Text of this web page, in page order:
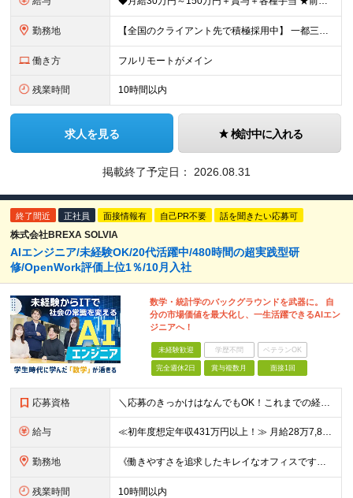
勤務地 【全国のクライアント先で積極採用中】 一都三県／関西／九州／東海を中心に全国の案件をご用意。 ★完全在宅勤務も可！ ★プロジェクトは完全選択制 ★フルリモート案件の選択も可能 【100％希望の案件に
働き方 フルリモートがメイン
残業時間 10時間以内
求人を見る 検討中に入れる
掲載終了予定日： 2026.08.31
終了間近 正社員 面接情報有 自己PR不要 話を聞きたい応募可
株式会社BREXA SOLVIA
AIエンジニア/未経験OK/20代活躍中/480時間の超実践型研
修/OpenWork評価上位1％/10月入社
数学・統計学のバックグラウンドを武器に。 自
分の市場価値を最大化し、一生活躍できるAIエン
ジニアへ！
未経験歓迎 学歴不問 ベテランOK
完全週休2日 賞与複数月 面接1回
応募資格 ＼応募のきっかけはなんでもOK！これまでの経験よりも「ITに興味がある」「前職の経験を活かしてキャリアチェンジしたい」という気持ちを重視しています／ ◆年齢30歳まで（若年層の長期キャリア形成のため
給与 ≪初年度想定年収431万円以上！≫ 月給28万7,825円～＋賞与年2回 ※上記金額には月20時間分(3万8,900円～)の見込み残業代を含み、超過した分は別途全額支給します。 ※経験やスキルを考慮
勤務地 《働きやすさを追求したキレイなオフィスです！》 【本社】 東京都新宿区新宿4-3-25 TOKYU REIT新宿ビル8F 【ラーニングセンター】 東京都渋谷区千駄ヶ谷5-32-10 南新宿SKビル6
残業時間 10時間以内